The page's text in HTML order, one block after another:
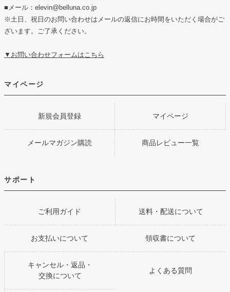
■メール：elevin@belluna.co.jp
※土日、祝日のお問い合わせはメールの返信にお時間をいただく場合がご
ざいます。ご了承ください。
▼お問い合わせフォームはこちら
マイページ
新規会員登録 マイページ
メールマガジン購読 商品レビュー一覧
サポート
ご利用ガイド 送料・配送について
お支払いについて 領収書について
キャンセル・返品・
交換について
よくある質問